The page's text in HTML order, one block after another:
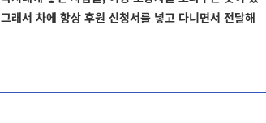
그래서 차에 항상 후원 신청서를 넣고 다니면서 전달해